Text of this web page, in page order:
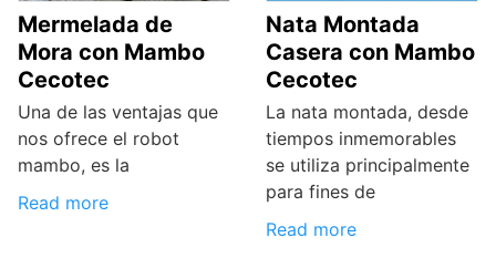
Mermelada de
Mora con Mambo
Cecotec
Una de las ventajas que
nos ofrece el robot
mambo, es la
Read more
Nata Montada
Casera con Mambo
Cecotec
La nata montada, desde
tiempos inmemorables
se utiliza principalmente
para fines de
Read more